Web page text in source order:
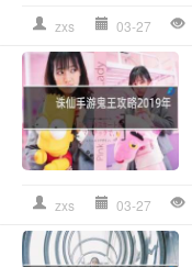
zxs 03-27
zxs 03-27